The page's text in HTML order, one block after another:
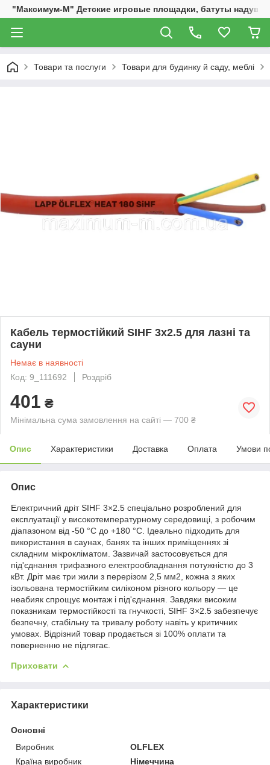
"Максимум-М" Детские игровые площадки, батуты
Товари та послуги Товари для будинку й саду, меблі
Кабель термостійкий SIHF 3x2.5 для лазні та
сауни
Немає в наявності
Код: 9_111692
Роздріб
401 ₴
Мінімальна сума замовлення на сайті — 700 ₴
Опис Характеристики Доставка Оплата Умови
Опис
Електричний дріт SIHF 3×2.5 спеціально розроблений для
експлуатації у високотемпературному середовищі, з робочим
діапазоном від -50 °C до +180 °C. Ідеально підходить для
використання в саунах, банях та інших приміщеннях зі
складним мікрокліматом. Зазвичай застосовується для
під'єднання трифазного електрообладнання потужністю до 3
кВт. Дріт має три жили з перерізом 2,5 мм2, кожна з яких
ізольована термостійким силіконом різного кольору — це
неабияк спрощує монтаж і під'єднання. Завдяки високим
показникам термостійкості та гнучкості, SIHF 3×2.5 забезпечує
безпечну, стабільну та тривалу роботу навіть у критичних
умовах. Відрізний товар продається зі 100% оплати та
поверненню не підлягає.
Приховати
Характеристики
Основні
Виробник
OLFLEX
Країна виробник
Німеччина